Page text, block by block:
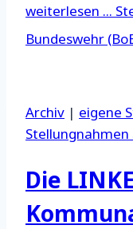
weiterlesen ...
Bundeswehr
Archiv | eigene
Die